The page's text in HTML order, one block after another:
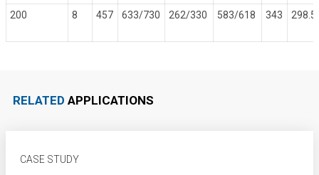
200 8 457 633/730 262/330 583/618 343 298.5
RELATED APPLICATIONS
CASE STUDY